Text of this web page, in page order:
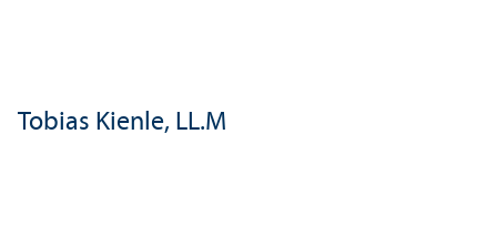
Tobias Kienle, LL.M